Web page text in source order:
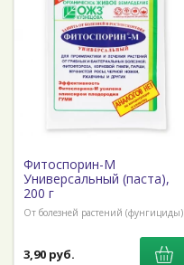
Фитоспорин-М
Универсальный (паста),
200 г
От болезней растений (фунгициды)
3,90 руб.